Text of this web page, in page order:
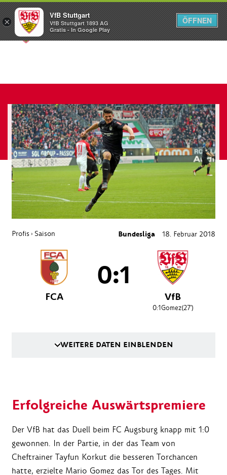
Menü
Profis › Saison Bundesliga 18. Februar 2018
FCA
0:1
VfB
0:1Gomez(27')
WEITERE DATEN EINBLENDEN
Erfolgreiche Auswärtspremiere
Der VfB hat das Duell beim FC Augsburg knapp mit 1:0
gewonnen. In der Partie, in der das Team von
Cheftrainer Tayfun Korkut die besseren Torchancen
hatte, erzielte Mario Gomez das Tor des Tages. Mit
×
VfB Stuttgart
VfB Stuttgart 1893 AG
Gratis - In Google Play
ÖFFNEN